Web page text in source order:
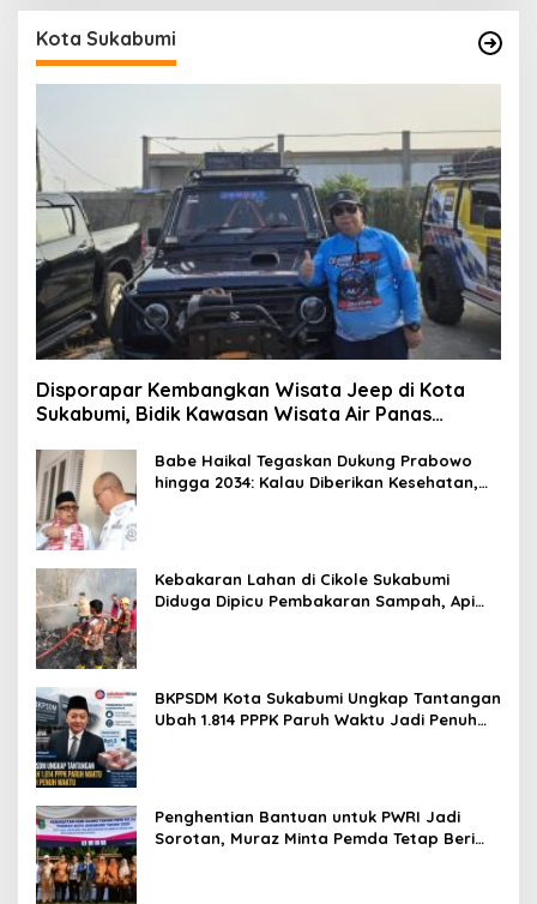
Kota Sukabumi
Disporapar Kembangkan Wisata Jeep di Kota
Sukabumi, Bidik Kawasan Wisata Air Panas
Babe Haikal Tegaskan Dukung Prabowo
hingga 2034: Kalau Diberikan Kesehatan,
Kebakaran Lahan di Cikole Sukabumi
Diduga Dipicu Pembakaran Sampah, Api
BKPSDM Kota Sukabumi Ungkap Tantangan
Ubah 1.814 PPPK Paruh Waktu Jadi Penuh
Penghentian Bantuan untuk PWRI Jadi
Sorotan, Muraz Minta Pemda Tetap Beri